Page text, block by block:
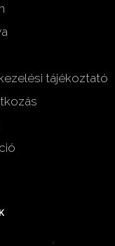
tájékoztató